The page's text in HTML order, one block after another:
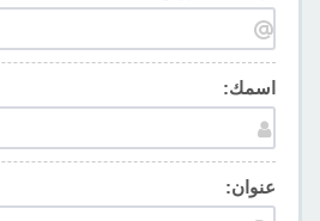
اسمك:
عنوان: